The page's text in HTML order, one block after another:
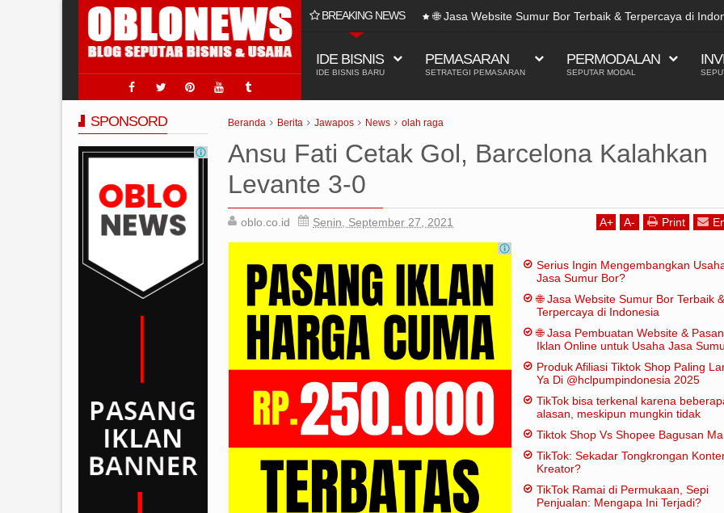
BREAKING NEWS
Jasa Sumur Bor? 🌐 Jasa Website Sumur Bor Terbaik & Terpercaya di
IDE BISNIS
IDE BISNIS BARU
PEMASARAN
SETRATEGI PEMASARAN
PERMODALAN
SEPUTAR MODAL
Beranda Berita Jawapos News olah raga
Ansu Fati Cetak Gol, Barcelona Kalahkan
Levante 3-0
oblo.co.id Senin, September 27, 2021 A+ A- Print
Serius Ingin Mengembangkan
Jasa Sumur Bor?
🌐 Jasa Website Sumur Bor Terbaik &
Terpercaya di Indonesia
🌐 Jasa Pembuatan Website &
Iklan Online untuk Usaha Jasa
Produk Afiliasi Tiktok Shop Paling
Ya Di @hclpumpindonesia 2025
TikTok bisa terkenal karena
alasan, meskipun mungkin tidak
tradisional:
Tiktok Shop Vs Shopee Bagusan
TikTok: Sekadar Tongkrongan
Kreator?
TikTok Ramai di Permukaan, Sepi
Penjualan: Mengapa Ini Terjadi?
SPONSORD